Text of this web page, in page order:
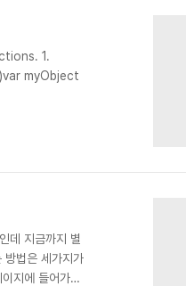
1.
myObject
데 지금까지 별
법은 세가지가
지에 들어가봤